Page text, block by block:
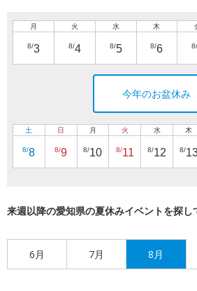
月
8/3
火
8/4
水
8/5
木
8/6
今年のお盆休み
土
8/8
日
8/9
月
8/10
火
8/11
水
8/12
木
8/
来週以降の愛知県の夏休みイベントを探し
6月 7月 8月